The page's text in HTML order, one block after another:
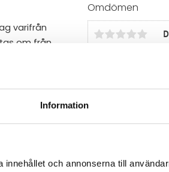
Information
och annonserna till
varifrån
om från
från ett
Omdömen